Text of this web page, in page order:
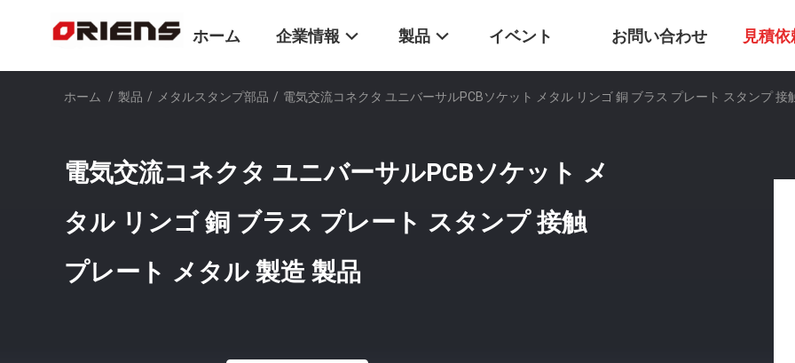
ホーム 企業情報 製品 イベント お問い合わせ 見積依
ホーム / 製品 / メタルスタンプ部品 / 電気交流コネクタ ユニバーサルPCBソケット メタル リンゴ 銅 ブラス プレート スタンプ 接
電気交流コネクタ ユニバーサルPCBソケット メ
タル リンゴ 銅 ブラス プレート スタンプ 接触
プレート メタル 製造 製品